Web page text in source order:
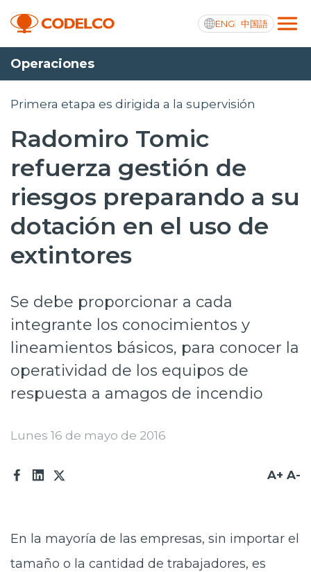
ENG 中国語
Transparencia activa
Proyectos
Inversionistas
Prensa
Trabaja en Codelco
Transparencia activa
Proveedores
Acceso trabajadores/as
Operaciones
Primera etapa es dirigida a la supervisión
Radomiro Tomic
refuerza gestión de
riesgos preparando a su
dotación en el uso de
extintores
Se debe proporcionar a cada
integrante los conocimientos y
lineamientos básicos, para conocer la
operatividad de los equipos de
respuesta a amagos de incendio
Lunes 16 de mayo de 2016
A+ A-
En la mayoría de las empresas, sin importar el
tamaño o la cantidad de trabajadores, es